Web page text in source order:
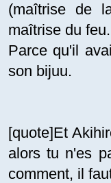
(maîtrise de
maîtrise du
Parce qu'il
son bijuu.
[quote]Et
alors tu n'es
comment, il